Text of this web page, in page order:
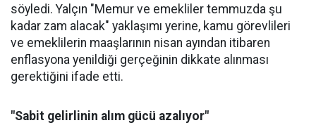
söyledi. Yalçın "Memur ve emekliler temmuzda şu
kadar zam alacak" yaklaşımı yerine, kamu görevlileri
ve emeklilerin maaşlarının nisan ayından itibaren
enflasyona yenildiği gerçeğinin dikkate alınması
gerektiğini ifade etti.
"Sabit gelirlinin alım gücü azalıyor"